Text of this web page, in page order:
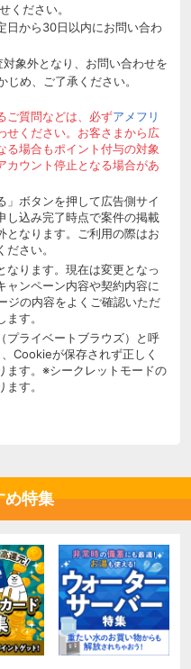
ください。
から30日以内にお問い合わ
象外となり、お問い合わせを
め、ご了承ください。
ご質問などは、必ずアメフリ
せください。お客さまから広
る場合もポイント付与の対象
カウント停止となる場合があ
」ボタンを押して広告側サイ
し込み完了時点で案件の掲載
となります。ご利用の際はお
さい。
なります。現在は変更となっ
ャンペーン内容や契約内容に
ジの内容をよくご確認いただ
す。
プライベートブラウズ）と呼
Cookieが保存されず正しく
ます。※シークレットモードの
す。
め特集